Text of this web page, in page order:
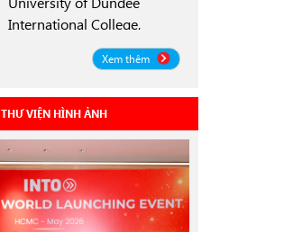
International College,
Scotland ICD - Lộ trình
linh hoạt, học bổng
Xem thêm
THƯ VIỆN HÌNH ẢNH